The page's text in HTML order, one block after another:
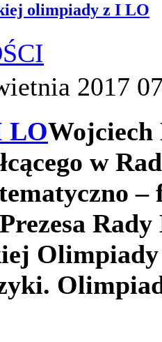
olimpiady z I LO
2017
Wojciech
w